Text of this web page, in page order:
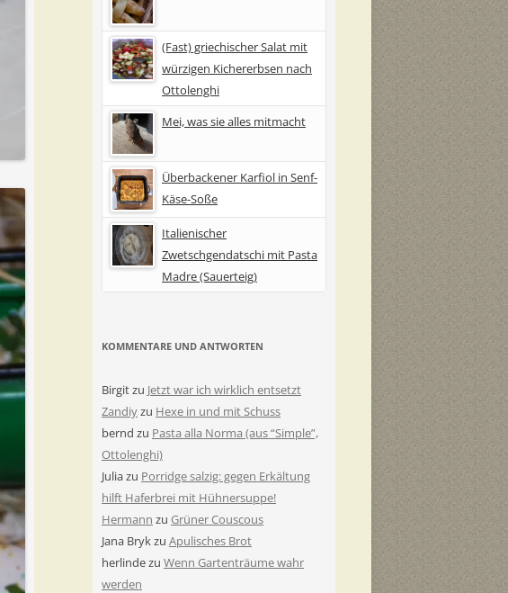
(Fast) griechischer Salat mit
würzigen Kichererbsen nach
Ottolenghi
Mei, was sie alles mitmacht
Überbackener Karfiol in Senf-
Käse-Soße
Italienischer
Zwetschgendatschi mit Pasta
Madre (Sauerteig)
KOMMENTARE UND ANTWORTEN
Birgitzu Jetzt war ich wirklich entsetzt
Zandiyzu Hexe in und mit Schuss
bernd zu Pasta alla Norma (aus “Simple”,
Ottolenghi)
Juliazu Porridge salzig: gegen Erkältung
hilft Haferbrei mit Hühnersuppe!
Hermann zu Grüner Couscous
Jana Brykzu Apulisches Brot
herlindezu Wenn Gartenträume wahr
werden